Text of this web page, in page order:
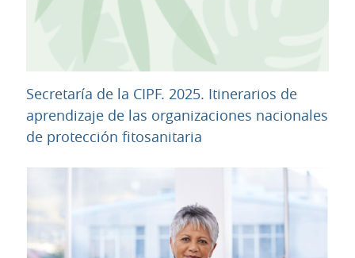
Secretaría de la CIPF. 2025. Itinerarios de
aprendizaje de las organizaciones nacionales
de protección fitosanitaria